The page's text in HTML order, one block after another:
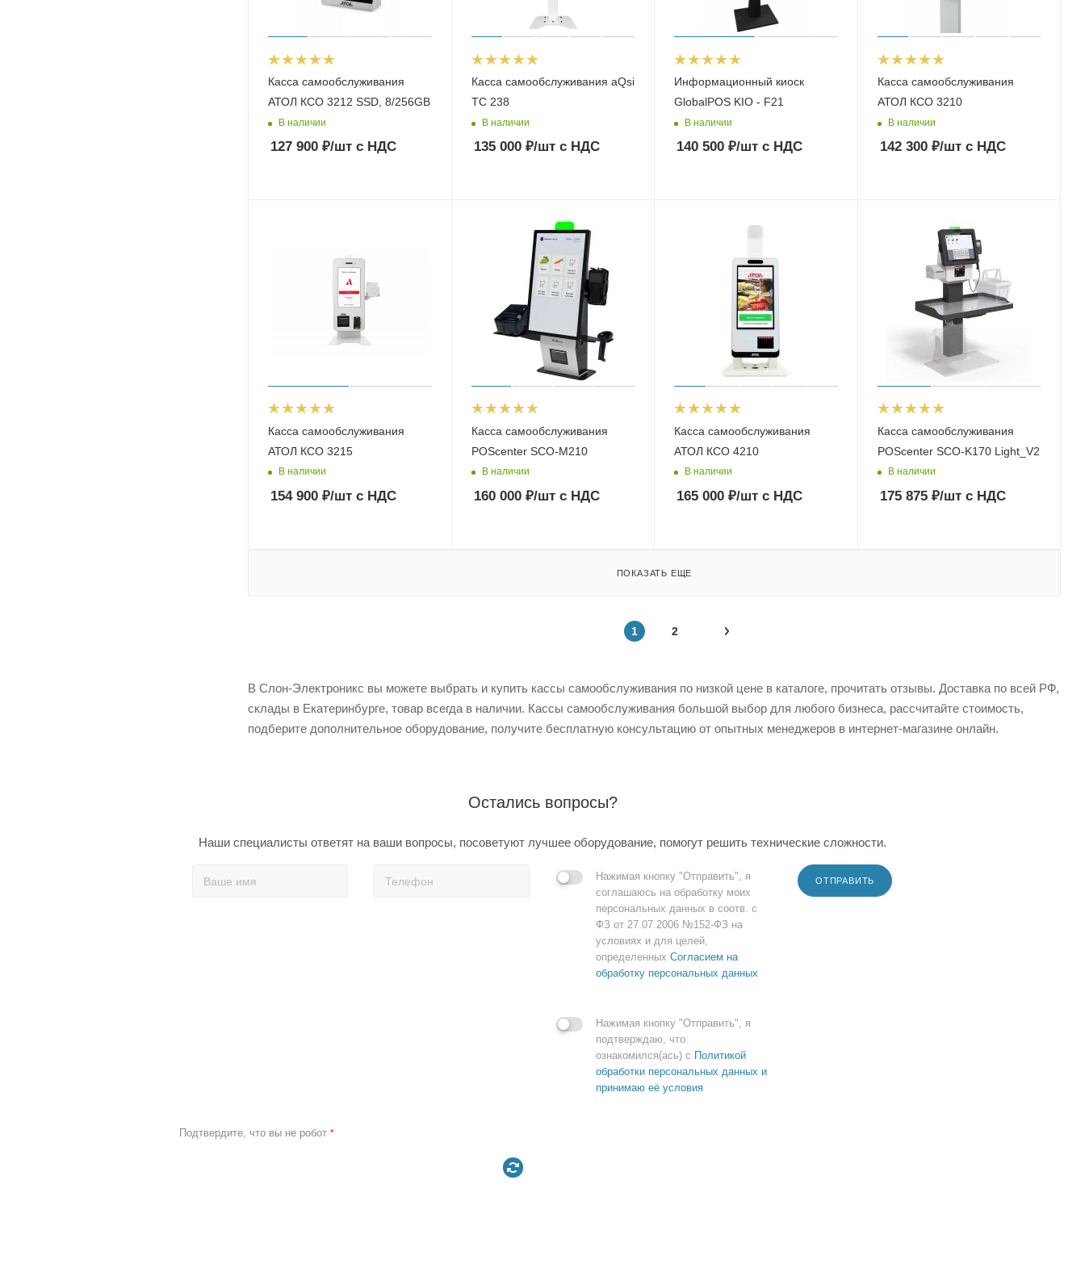
Касса самообслуживания
АТОЛ КСО 3212 SSD, 8/256GB
В наличии
127 900 ₽/шт с НДС
Касса самообслуживания aQsi
ТС 238
В наличии
135 000₽/штс НДС
Информационный киоск
GlobalPOS KIO - F21
В наличии
140 500 ₽/шт с НДС
Касса самообслуживания
АТОЛ КСО 3210
В наличии
142 300₽/штс НДС
Касса самообслуживания
АТОЛ КСО 3215
В наличии
154 900 ₽/шт с НДС
Касса самообслуживания
POScenter SCO-M210
В наличии
160 000₽/штс НДС
Касса самообслуживания
АТОЛ КСО 4210
В наличии
165 000 ₽/шт с НДС
Касса самообслуживания
POScenter SCO-K170 Light_V2
В наличии
175 875₽/штс НДС
ПОКАЗАТЬ ЕЩЕ
1 2
В Слон-Электроникс вы можете выбрать и купить кассы самообслуживания по низкой цене в каталоге, прочитать отзывы. Доставка по всей РФ,
склады в Екатеринбурге, товар всегда в наличии. Кассы самообслуживания большой выбор для любого бизнеса, рассчитайте стоимость,
подберите дополнительное оборудование, получите бесплатную консультацию от опытных менеджеров в интернет-магазине онлайн.
Остались вопросы?
Наши специалисты ответят на ваши вопросы, посоветуют лучшее оборудование, помогут решить технические сложности.
Нажимая кнопку "Отправить", я
соглашаюсь на обработку моих
персональных данных в соотв. с
ФЗ от 27.07.2006 №152-ФЗ на
условиях и для целей,
определенных Согласием на
обработку персональных данных
Нажимая кнопку "Отправить", я
подтверждаю, что
ознакомился(ась) с Политикой
обработки персональных данных и
принимаю её условия
ОТПРАВИТЬ
Подтвердите, что вы не робот *